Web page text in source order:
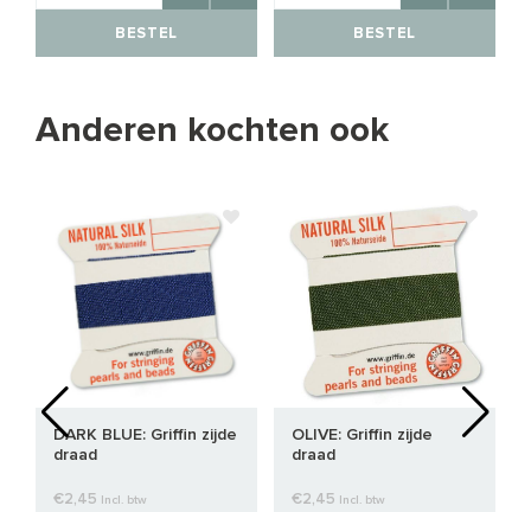
BESTEL BESTEL
Anderen kochten ook
DARK BLUE: Griffin zijde
draad
€2,45 Incl. btw
OLIVE: Griffin zijde
draad
€2,45 Incl. btw